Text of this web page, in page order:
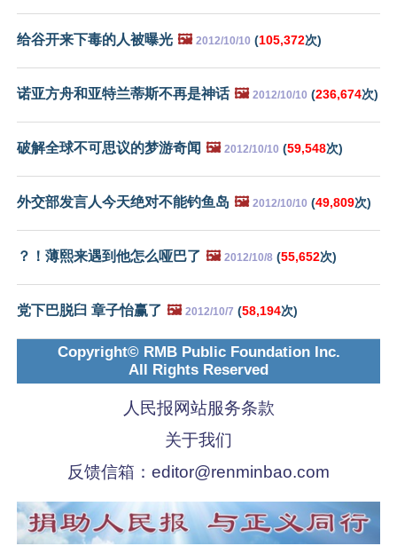
给谷开来下毒的人被曝光 🖼️ 2012/10/10 (105,372次)
诺亚方舟和亚特兰蒂斯不再是神话 🖼️ 2012/10/10 (236,674次)
破解全球不可思议的梦游奇闻 🖼️ 2012/10/10 (59,548次)
外交部发言人今天绝对不能钓鱼岛 🖼️ 2012/10/10 (49,809次)
？！薄熙来遇到他怎么哑巴了 🖼️ 2012/10/8 (55,652次)
党下巴脱臼 章子怡赢了 🖼️ 2012/10/7 (58,194次)
Copyright© RMB Public Foundation Inc.
All Rights Reserved
人民报网站服务条款
关于我们
反馈信箱： editor@renminbao.com